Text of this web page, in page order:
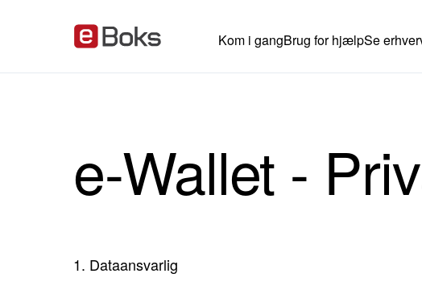
Kom i gangBrug for hjælpSe
e-Wallet -
1. Dataansvarlig